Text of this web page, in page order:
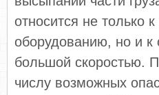
относится не только
оборудованию, но и
большой скоростью.
числу возможных